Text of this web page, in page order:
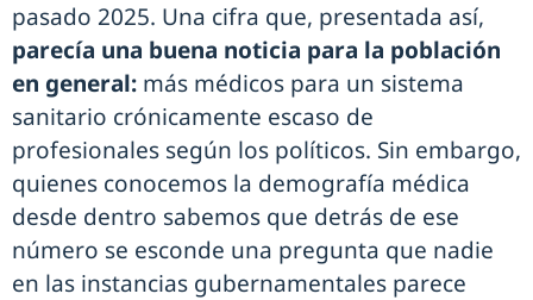
pasado 2025. Una cifra que, presentada así,
parecía una buena noticia para la población
en general: más médicos para un sistema
sanitario crónicamente escaso de
profesionales según los políticos. Sin embargo,
quienes conocemos la demografía médica
desde dentro sabemos que detrás de ese
número se esconde una pregunta que nadie
en las instancias gubernamentales parece